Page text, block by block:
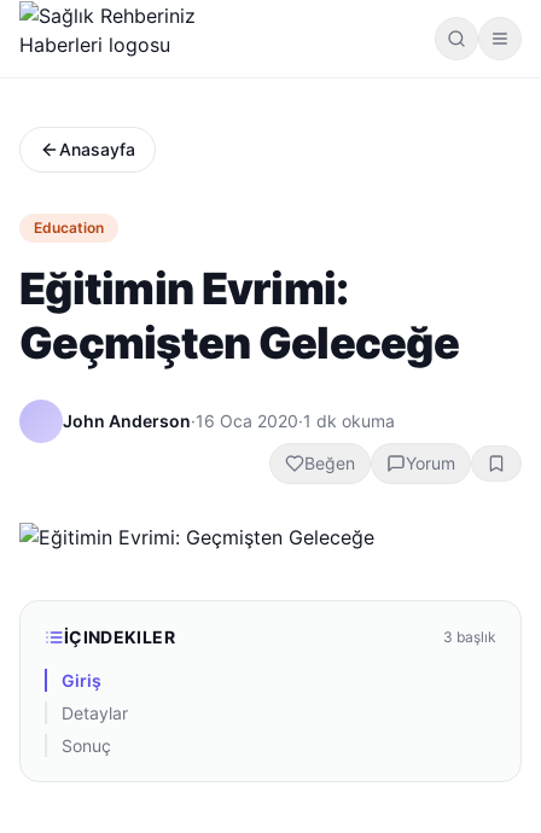
Anasayfa
Education
Eğitimin Evrimi:
Geçmişten Geleceğe
John Anderson·16 Oca 2020·1 dk okuma
Beğen Yorum
İÇINDEKILER 3 başlık
Giriş
Detaylar
Sonuç